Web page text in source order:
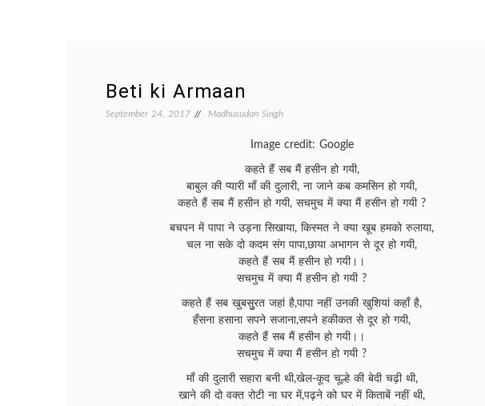
Beti ki Armaan
September 24, 2017 Madhusudan Singh
Image credit: Google
कहते हैं सब मैं हसीन हो गयी,
बाबुल की प्यारी माँ की दुलारी, ना जाने कब कमसिन हो गयी,
कहते हैं सब मैं हसीन हो गयी, सचमुच में क्या मैं हसीन हो गयी ?
बचपन में पापा ने उड़ना सिखाया, किस्मत ने क्या खूब हमको रुलाया,
चल ना सके दो कदम संग पापा,छाया अभागन से दूर हो गयी,
कहते हैं सब मैं हसीन हो गयी।।
सचमुच में क्या मैं हसीन हो गयी ?
कहते हैं सब खुबसुुरत जहां है,पापा नहीं उनकी खुशियां कहाँ है,
हँसना हसाना सपने सजाना,सपने हकीकत से दूर हो गयी,
कहते हैं सब मैं हसीन हो गयी।।
सचमुच में क्या मैं हसीन हो गयी ?
माँ की दुलारी सहारा बनी थी,खेल-कूद चूल्हे की बेदी चढ़ी थी,
खाने की दो वक्त रोटी ना घर में,पढ़ने को घर में किताबें नहीं थी,